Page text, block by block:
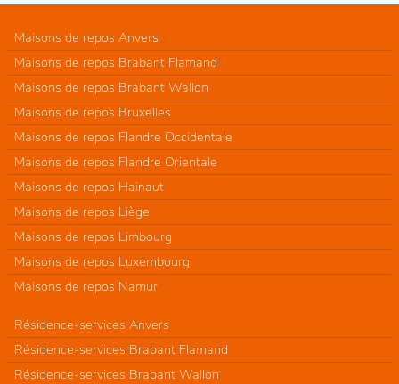
Maisons de repos Anvers
Maisons de repos Brabant Flamand
Maisons de repos Brabant Wallon
Maisons de repos Bruxelles
Maisons de repos Flandre Occidentale
Maisons de repos Flandre Orientale
Maisons de repos Hainaut
Maisons de repos Liège
Maisons de repos Limbourg
Maisons de repos Luxembourg
Maisons de repos Namur
Résidence-services Anvers
Résidence-services Brabant Flamand
Résidence-services Brabant Wallon